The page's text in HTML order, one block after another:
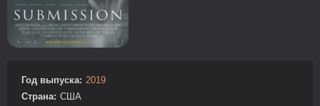
Год выпуска: 2019
Страна: США